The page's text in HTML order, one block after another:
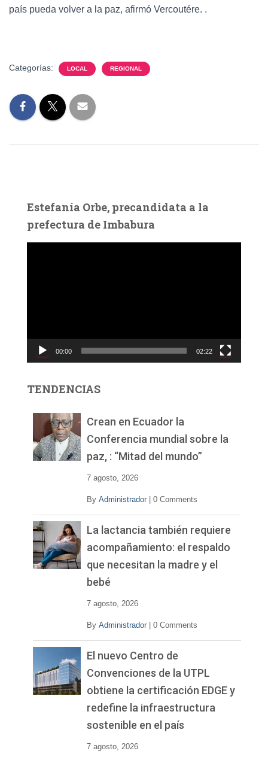
país pueda volver a la paz, afirmó Vercoutére. .
Categorías: LOCAL REGIONAL
Estefanía Orbe, precandidata a la
prefectura de Imbabura
c
d
00:00 02:22
TENDENCIAS
Crean en Ecuador la
Conferencia mundial sobre la
paz, : “Mitad del mundo”
7 agosto, 2026
By Administrador 0 Comments
La lactancia también requiere
acompañamiento: el respaldo
que necesitan la madre y el
bebé
7 agosto, 2026
By Administrador 0 Comments
El nuevo Centro de
Convenciones de la UTPL
obtiene la certificación EDGE y
redefine la infraestructura
sostenible en el país
7 agosto, 2026